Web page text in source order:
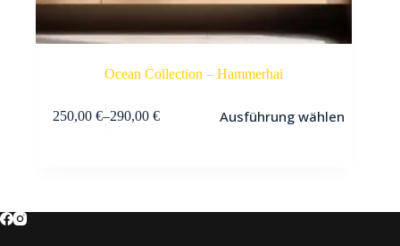
Ocean Collection – Hammerhai
250,00 €–290,00 € Ausführung wählen
Produkt
Optionen